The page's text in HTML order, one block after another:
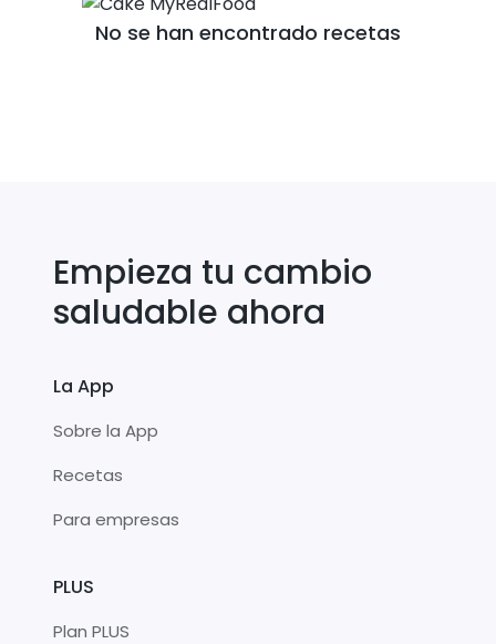
No se han encontrado recetas
Empieza tu cambio
saludable ahora
La App
Sobre la App
Recetas
Para empresas
PLUS
Plan PLUS